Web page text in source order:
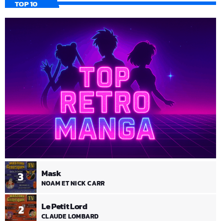
TOP 10
2 Le Petit Lord
CLAUDE LOMBARD
3 Mask
NOAM ET NICK CARR